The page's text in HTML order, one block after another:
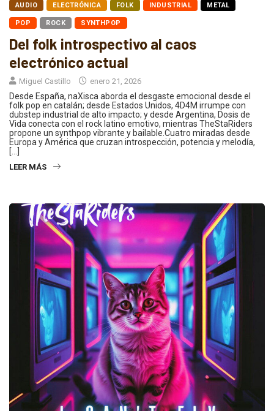
AUDIO ELECTRÓNICA FOLK INDUSTRIAL METAL
POP ROCK SYNTHPOP
Del folk introspectivo al caos
electrónico actual
Miguel Castillo enero 21, 2026
Desde España, naXisca aborda el desgaste emocional desde el
folk pop en catalán; desde Estados Unidos, 4D4M irrumpe con
dubstep industrial de alto impacto; y desde Argentina, Dosis de
Vida conecta con el rock latino emotivo, mientras TheStaRiders
propone un synthpop vibrante y bailable.Cuatro miradas desde
Europa y América que cruzan introspección, potencia y melodía,
[…]
LEER MÁS